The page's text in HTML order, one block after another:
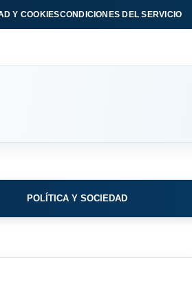
Y COOKIESCONDICIONES DEL SERVICIO
POLÍTICA Y SOCIEDAD